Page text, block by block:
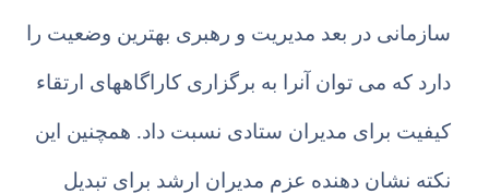
سازمانی در بعد مدیریت و رهبری بهترین وضعیت را
دارد که می توان آنرا به برگزاری کاراگاههای ارتقاء
کیفیت برای مدیران ستادی نسبت داد. همچنین این
نکته نشان دهنده عزم مدیران ارشد برای تبدیل